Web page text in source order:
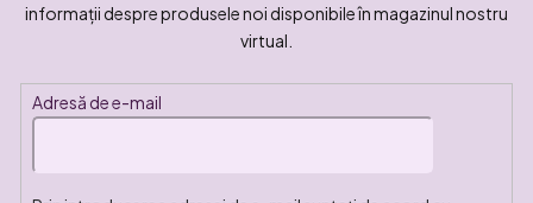
informaţii despre produsele noi disponibile în magazinul nostru
virtual.
Adresă de e-mail